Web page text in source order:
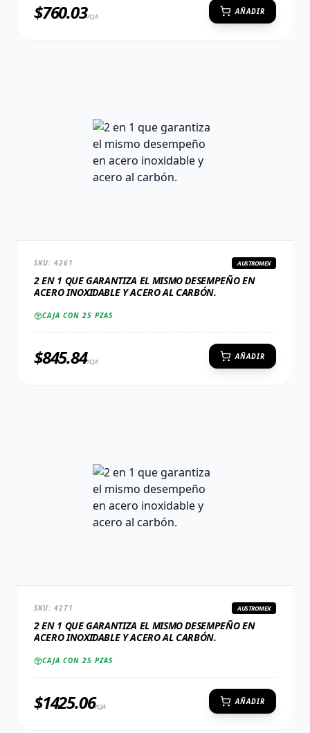
$760.03/CJA
AÑADIR
SKU: 4261 AUSTROMEX
2 EN 1 QUE GARANTIZA EL MISMO DESEMPEÑO EN
ACERO INOXIDABLE Y ACERO AL CARBÓN.
CAJA CON25 PZAS
$845.84/CJA
AÑADIR
SKU: 4271 AUSTROMEX
2 EN 1 QUE GARANTIZA EL MISMO DESEMPEÑO EN
ACERO INOXIDABLE Y ACERO AL CARBÓN.
CAJA CON25 PZAS
$1425.06/CJA
AÑADIR